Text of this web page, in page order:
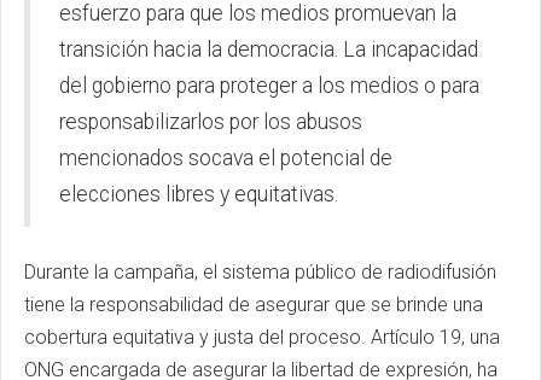
esfuerzo para que los medios promuevan la
transición hacia la democracia. La incapacidad
del gobierno para proteger a los medios o para
responsabilizarlos por los abusos
mencionados socava el potencial de
elecciones libres y equitativas.
Durante la campaña, el sistema público de radiodifusión
tiene la responsabilidad de asegurar que se brinde una
cobertura equitativa y justa del proceso. Artículo 19, una
ONG encargada de asegurar la libertad de expresión, ha